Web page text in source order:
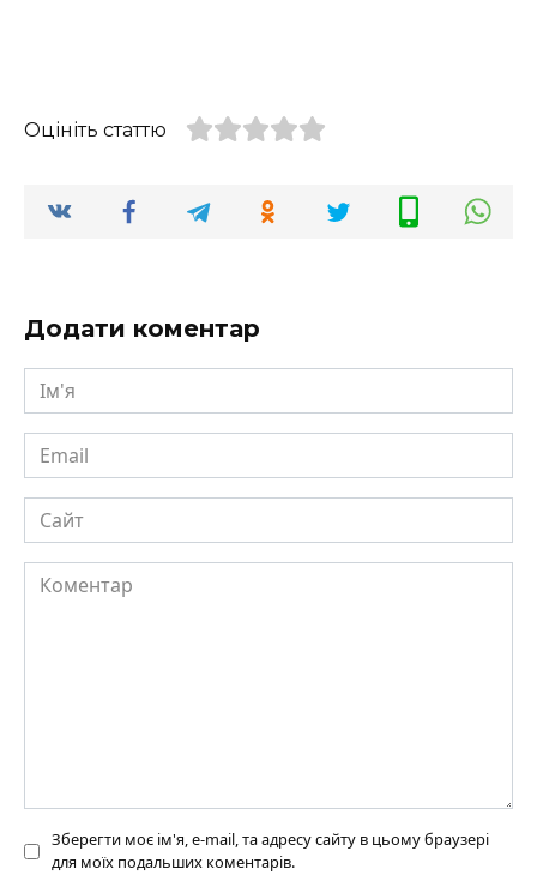
Оцініть статтю
Додати коментар
Ім'я
Email
Сайт
Коментар
Зберегти моє ім'я, e-mail, та адресу сайту в цьому браузері
для моїх подальших коментарів.